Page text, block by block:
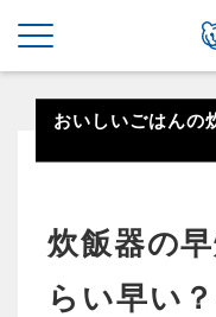
おいしいごはんの
炊飯器の
らい早い